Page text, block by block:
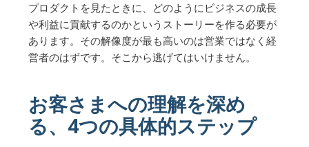
プロダクトを見たときに、どのようにビジネスの成長
や利益に貢献するのかというストーリーを作る必要が
あります。その解像度が最も高いのは営業ではなく経
営者のはずです。そこから逃げてはいけません。
お客さまへの理解を深め
る、4つの具体的ステップ